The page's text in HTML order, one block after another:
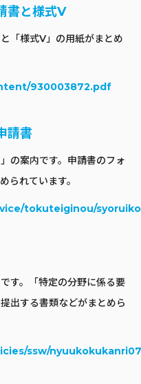
書と様式V
「様式V」の用紙がまとめ
930003872.pdf
請書
の案内です。申請書のフォ
られています。
tokuteiginou/
す。「特定の分野に係る要
出する書類などがまとめら
ssw/